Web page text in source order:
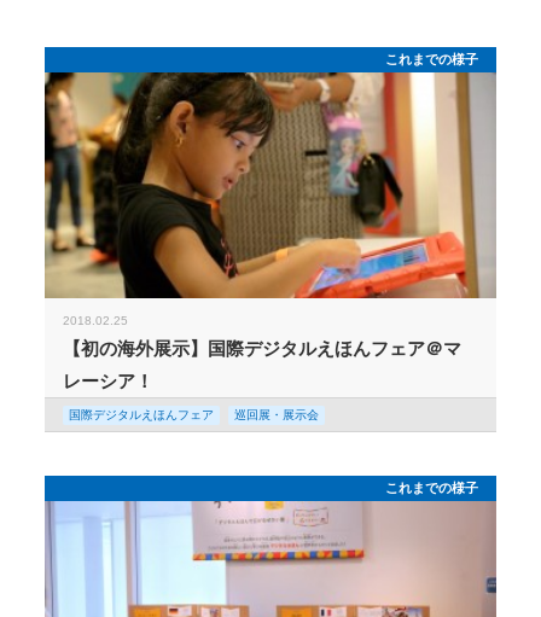
これまでの様子
2018.02.25
【初の海外展示】国際デジタルえほんフェア＠マ
レーシア！
国際デジタルえほんフェア 巡回展・展示会
これまでの様子